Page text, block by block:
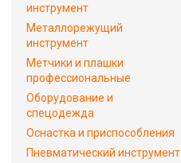
инструмент
Металлорежущий
инструмент
Метчики и плашки
профессиональные
Оборудование и
спецодежда
Оснастка и приспособления
Пневматический инструмент